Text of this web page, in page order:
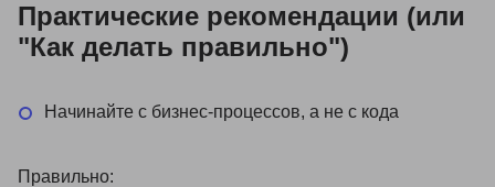
Практические рекомендации (или
"Как делать правильно")
Начинайте с бизнес-процессов, а не с кода
Правильно: